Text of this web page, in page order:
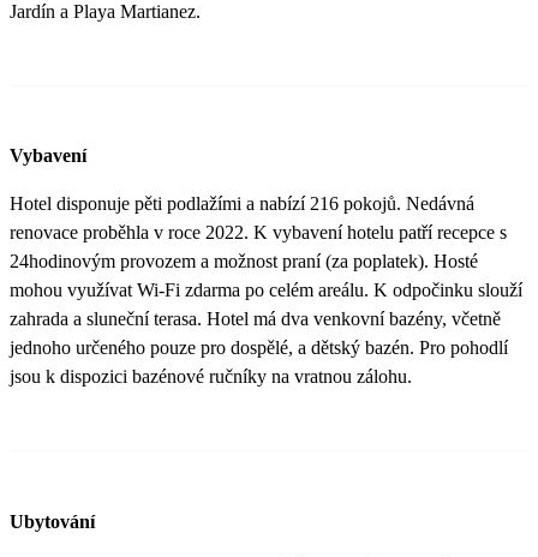
Jardín a Playa Martianez.
Vybavení
Hotel disponuje pěti podlažími a nabízí 216 pokojů. Nedávná
renovace proběhla v roce 2022. K vybavení hotelu patří recepce s
24hodinovým provozem a možnost praní (za poplatek). Hosté
mohou využívat Wi-Fi zdarma po celém areálu. K odpočinku slouží
zahrada a sluneční terasa. Hotel má dva venkovní bazény, včetně
jednoho určeného pouze pro dospělé, a dětský bazén. Pro pohodlí
jsou k dispozici bazénové ručníky na vratnou zálohu.
Ubytování